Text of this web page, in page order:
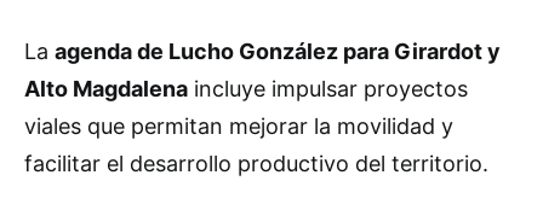
La agenda de Lucho González para Girardot y
Alto Magdalena incluye impulsar proyectos
viales que permitan mejorar la movilidad y
facilitar el desarrollo productivo del territorio.